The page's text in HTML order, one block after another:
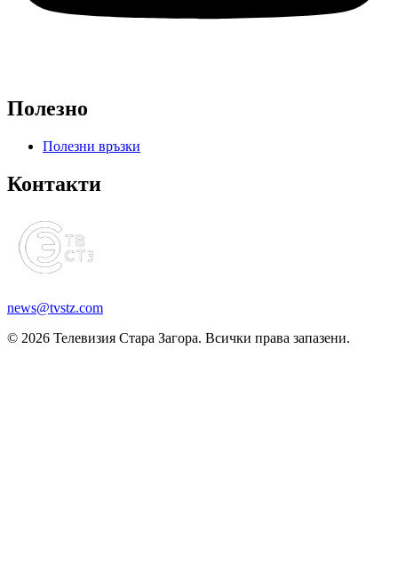
Полезно
Полезни връзки
Контакти
news@tvstz.com
© 2026 Телевизия Стара Загора. Всички права запазени.